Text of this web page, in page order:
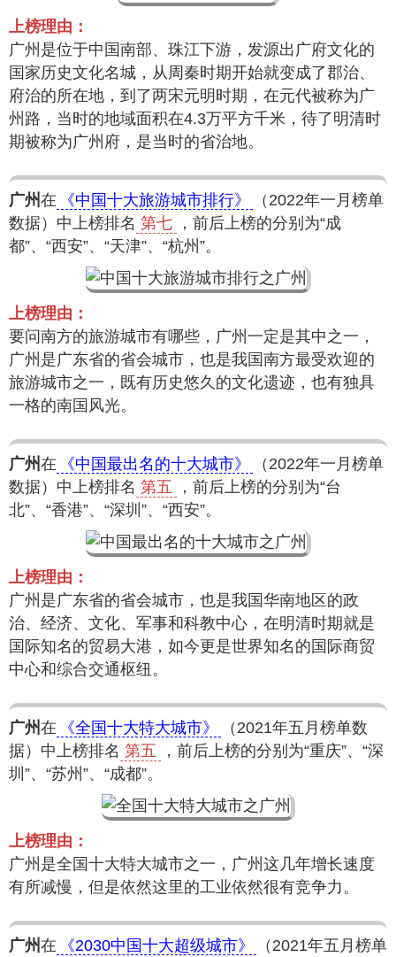
上榜理由：
广州是位于中国南部、珠江下游，发源出广府文化的
国家历史文化名城，从周秦时期开始就变成了郡治、
府治的所在地，到了两宋元明时期，在元代被称为广
州路，当时的地域面积在4.3万平方千米，待了明清时
期被称为广州府，是当时的省治地。
广州在 《中国十大旅游城市排行》
（2022年一月榜单
数据）中上榜排名 第七
，前后上榜的分别为“成
都”、“西安”、“天津”、“杭州”。
上榜理由：
要问南方的旅游城市有哪些，广州一定是其中之一，
广州是广东省的省会城市，也是我国南方最受欢迎的
旅游城市之一，既有历史悠久的文化遗迹，也有独具
一格的南国风光。
广州在 《中国最出名的十大城市》
（2022年一月榜单
数据）中上榜排名 第五
，前后上榜的分别为“台
北”、“香港”、“深圳”、“西安”。
上榜理由：
广州是广东省的省会城市，也是我国华南地区的政
治、经济、文化、军事和科教中心，在明清时期就是
国际知名的贸易大港，如今更是世界知名的国际商贸
中心和综合交通枢纽。
广州在 《全国十大特大城市》
（2021年五月榜单数
据）中上榜排名 第五
，前后上榜的分别为“重庆”、“深
圳”、“苏州”、“成都”。
上榜理由：
广州是全国十大特大城市之一，广州这几年增长速度
有所减慢，但是依然这里的工业依然很有竞争力。
广州在 《2030中国十大超级城市》 （2021年五月榜单